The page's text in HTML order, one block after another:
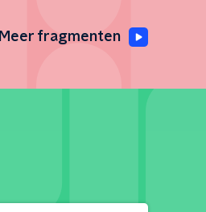
Meer fragmenten